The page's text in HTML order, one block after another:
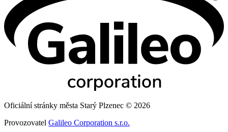
Oficiální stránky města Starý Plzenec © 2026
Provozovatel Galileo Corporation s.r.o.